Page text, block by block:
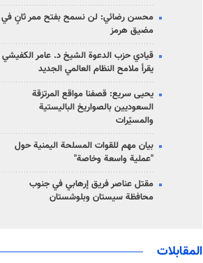
محسن رضائي: لن نسمح بفتح ممر ثانٍ في
مضيق هرمز
قيادي حزب الدعوة الشيخ د. عامر الكفيشي
يقرأ ملامح النظام العالمي الجديد
يحيى سريع: قصفنا مواقع المرتزقة
السعوديين بالصواريخ الباليستية
والمسيّرات
بيان مهم للقوات المسلحة اليمنية حول
"عملية واسعة وخاصة"
مقتل عناصر فريق إرهابي في جنوب
محافظة سيستان وبلوشستان
المقابلات